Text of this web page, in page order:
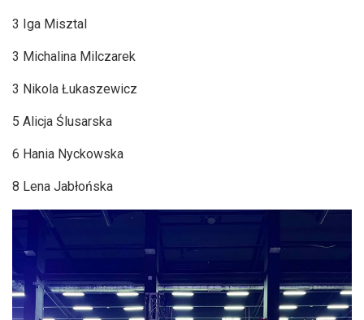
3 Iga Misztal
3 Michalina Milczarek
3 Nikola Łukaszewicz
5 Alicja Ślusarska
6 Hania Nyckowska
8 Lena Jabłońska